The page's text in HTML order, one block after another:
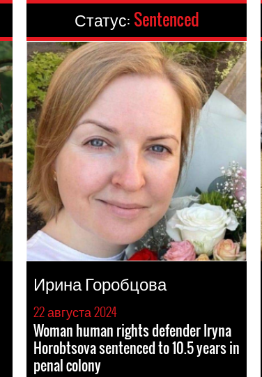
Статус: Sentenced
Ирина Горобцова
22 августа 2024
Woman human rights defender Iryna
Horobtsova sentenced to 10.5 years in
penal colony